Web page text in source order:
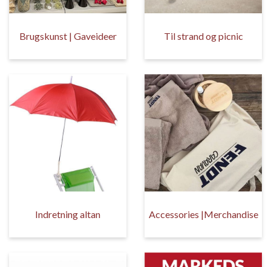
Brugskunst | Gaveideer Til strand og picnic
Indretning altan Accessories |Merchandise